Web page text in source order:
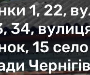
1, 22,
34,
15 село